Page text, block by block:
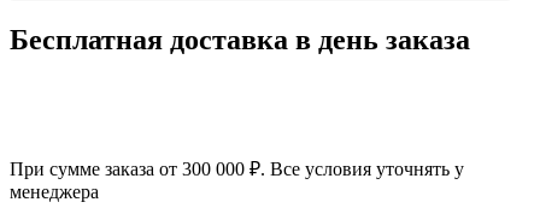
Бесплатная доставка в день заказа
При сумме заказа от 300 000 ₽. Все условия уточнять у
менеджера